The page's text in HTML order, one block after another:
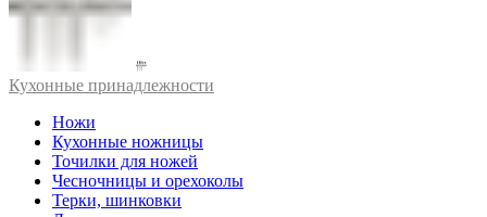
Кухонные принадлежности
Ножи
Кухонные ножницы
Точилки для ножей
Чесночницы и орехоколы
Терки, шинковки